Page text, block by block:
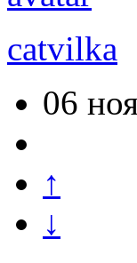
catvilka
06
↑
↓